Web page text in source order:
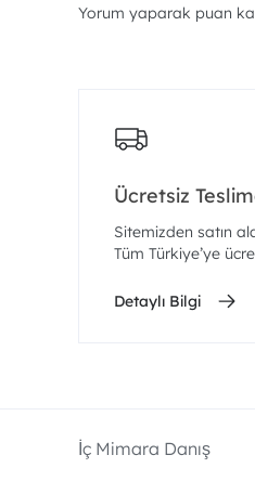
Yorum yaparak puan
Ücretsiz
Sitemizden satın
Tüm Türkiye’ye
Detaylı Bilgi
İç Mimara Danış